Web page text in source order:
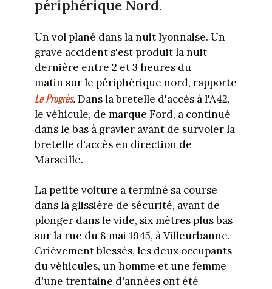
périphérique Nord.
Un vol plané dans la nuit lyonnaise. Un
grave accident s'est produit la nuit
dernière entre 2 et 3 heures du
matin sur le périphérique nord, rapporte
Le Progrès.Dans la bretelle d'accès à l'A42,
le véhicule, de marque Ford, a continué
dans le bas à gravier avant de survoler la
bretelle d'accès en direction de
Marseille.
La petite voiture a terminé sa course
dans la glissière de sécurité, avant de
plonger dans le vide, six mètres plus bas
sur la rue du 8 mai 1945, à Villeurbanne.
Grièvement blessés, les deux occupants
du véhicules, un homme et une femme
d'une trentaine d'années ont été